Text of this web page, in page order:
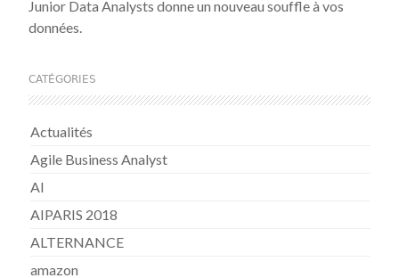
Junior Data Analysts donne un nouveau souffle à vos
données.
CATÉGORIES
Actualités
Agile Business Analyst
AI
AIPARIS 2018
ALTERNANCE
amazon